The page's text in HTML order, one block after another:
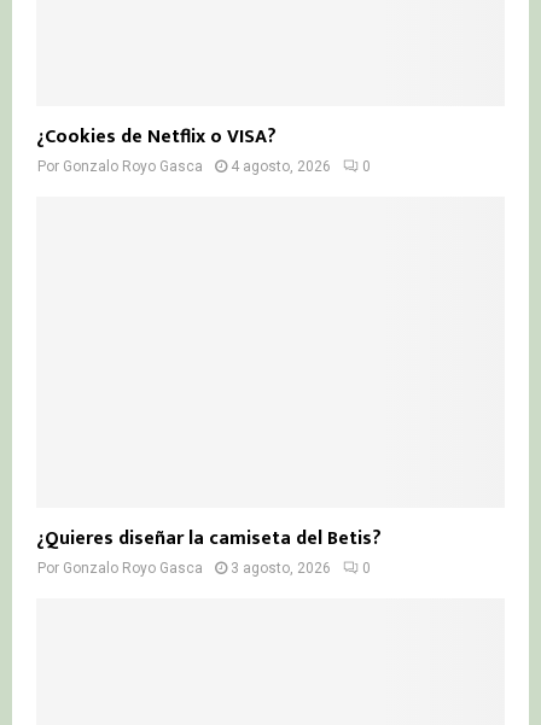
¿Cookies de Netflix o VISA?
Por Gonzalo Royo Gasca 4 agosto, 2026 0
¿Quieres diseñar la camiseta del Betis?
Por Gonzalo Royo Gasca 3 agosto, 2026 0